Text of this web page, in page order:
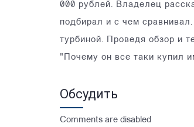
000 рублей. Владелец
подбирал и с чем
турбиной. Проведя обзор и
"Почему он все таки купил
Обсудить
Comments are disabled